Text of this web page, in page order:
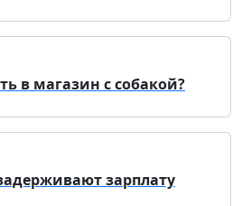
в магазин с собакой?
зарплату